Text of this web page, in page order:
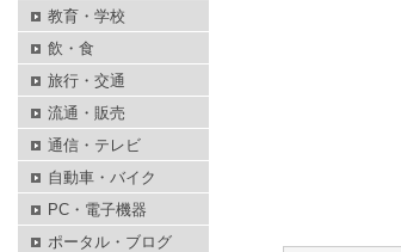
教育・学校
飲・食
旅行・交通
流通・販売
通信・テレビ
自動車・バイク
PC・電子機器
ポータル・ブログ